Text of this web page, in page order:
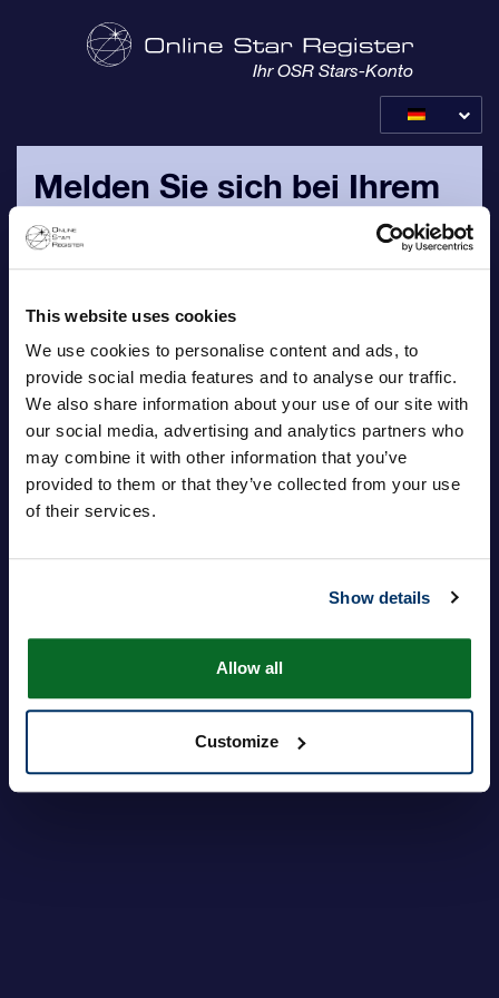
This website uses cookies
We use cookies to personalise content and ads, to
provide social media features and to analyse our traffic.
We also share information about your use of our site with
our social media, advertising and analytics partners who
may combine it with other information that you’ve
provided to them or that they’ve collected from your use
of their services.
Show details
Allow all
Customize
Ihr OSR Stars-Konto
Melden Sie sich bei Ihrem
OSR-Konto an
E-Mail
Passwort
Haben Sie Ihr Passwort vergessen?
Anmeldung